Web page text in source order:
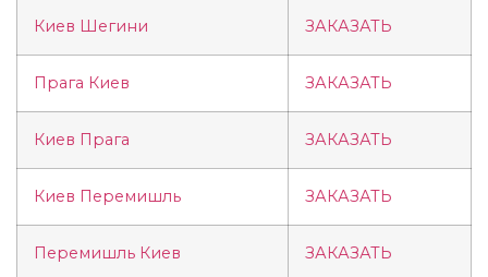
Киев Шегини ЗАКАЗАТЬ
Прага Киев ЗАКАЗАТЬ
Киев Прага ЗАКАЗАТЬ
Киев Перемишль ЗАКАЗАТЬ
Перемишль Киев ЗАКАЗАТЬ